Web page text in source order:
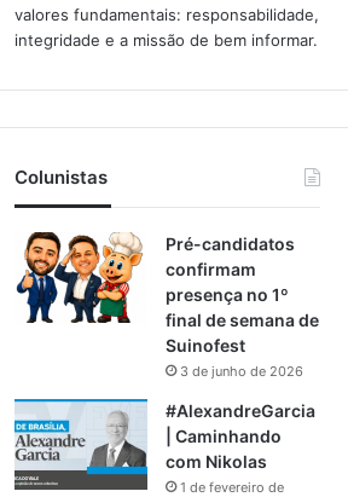
valores fundamentais: responsabilidade,
integridade e a missão de bem informar.​
Colunistas
Pré-candidatos
confirmam
presença no 1º
final de semana de
Suinofest
3 de junho de 2026
#AlexandreGarcia
| Caminhando
com Nikolas
1 de fevereiro de